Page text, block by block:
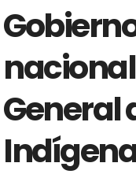
General